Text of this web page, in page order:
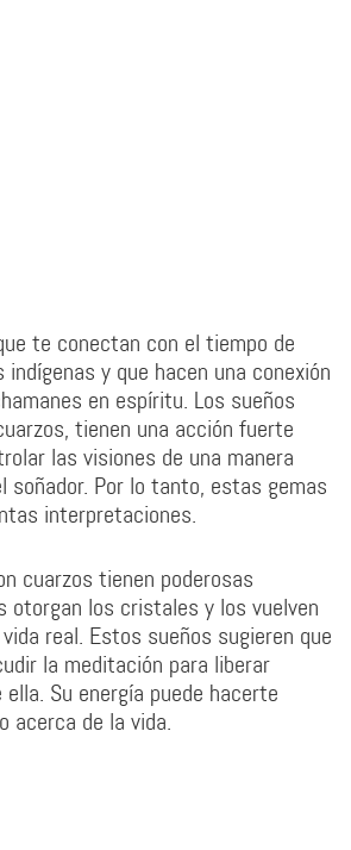
te conectan con el tiempo de
indígenas y que hacen una conexión
en espíritu. Los sueños
tienen una acción fuerte
las visiones de una manera
soñador. Por lo tanto, estas gemas
interpretaciones.
cuarzos tienen poderosas
otorgan los cristales y los vuelven
real. Estos sueños sugieren que
la meditación para liberar
Su energía puede hacerte
acerca de la vida.